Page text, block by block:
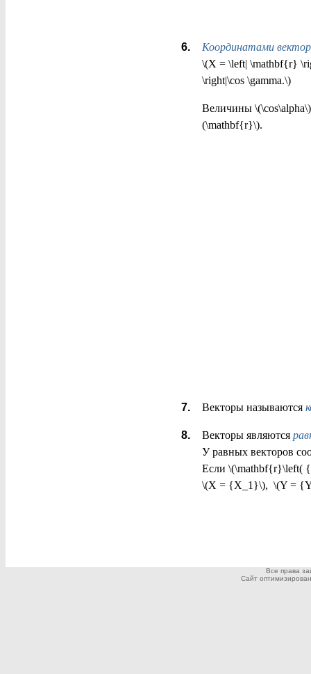
Координатами
\(X = \left| \mathbf{r}
\right|\cos \gamma.\)
Величины
(\mathbf{r}\).
Векторы называются
Векторы являются
У равныхвекторов
Если \(\mathbf{r}\left(
\(X = {X_1}\), \(Y =
Все права
Сайт